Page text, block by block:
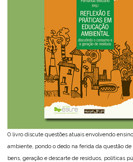
O livro discute questões atuais envolvendo
ambiente, pondo o dedo na ferida da questão
bens, geração e descarte de resíduos, políticas